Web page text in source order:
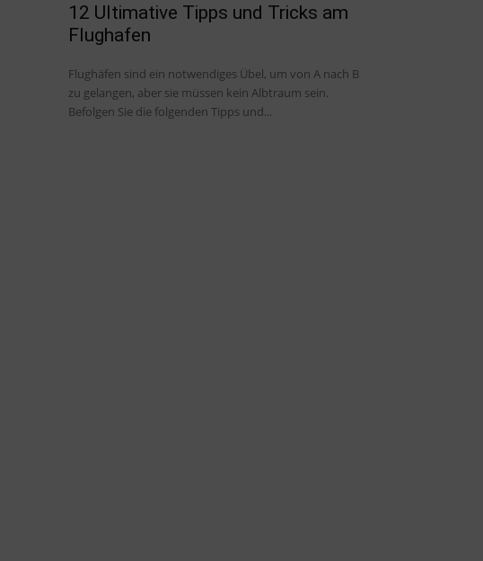
12 Ultimative Tipps und Tricks am
Flughafen
Flughäfen sind ein notwendiges Übel, um von A nach B
zu gelangen, aber sie müssen kein Albtraum sein.
Befolgen Sie die folgenden Tipps und...